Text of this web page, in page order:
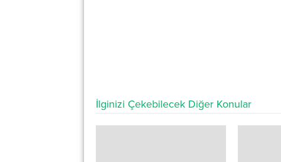
İlginizi Çekebilecek Diğer Konular